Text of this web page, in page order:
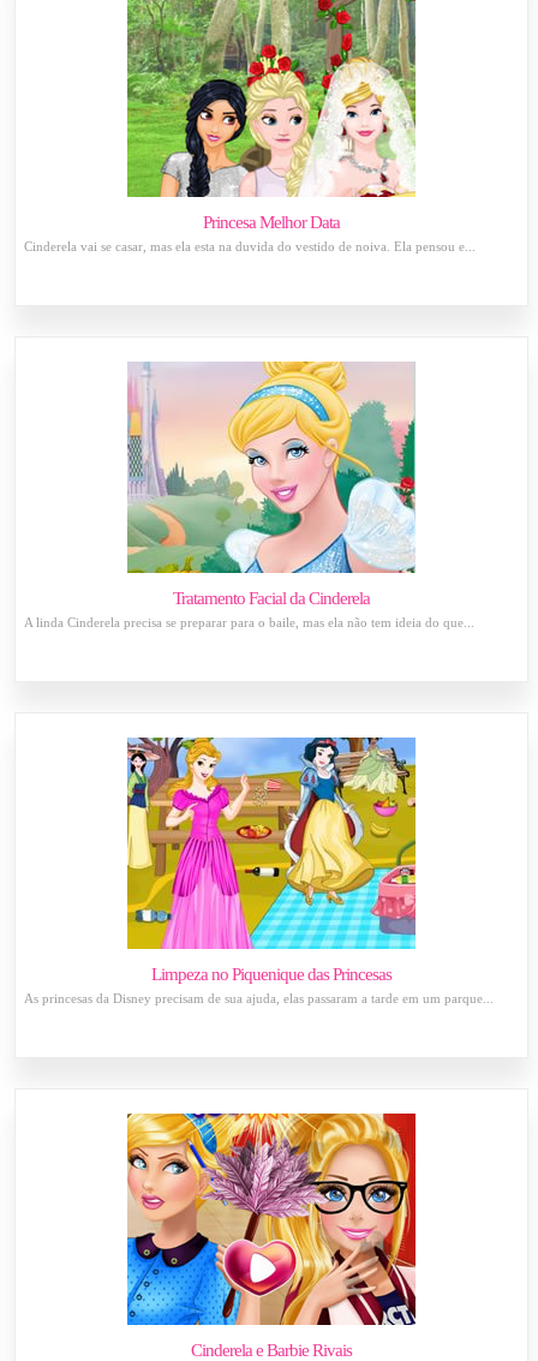
Princesa Melhor Data
Cinderela vai se casar, mas ela esta na duvida do vestido de noiva. Ela pensou e...
Tratamento Facial da Cinderela
A linda Cinderela precisa se preparar para o baile, mas ela não tem ideia do que...
Limpeza no Piquenique das Princesas
As princesas da Disney precisam de sua ajuda, elas passaram a tarde em um parque...
Cinderela e Barbie Rivais